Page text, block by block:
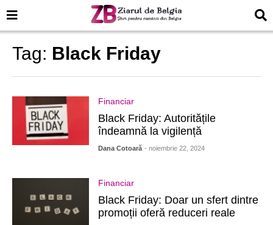
Tag: Black Friday
Financiar
Black Friday: Autoritățile
îndeamnă la vigilență
Dana Cotoară - noiembrie 22, 2024
Financiar
Black Friday: Doar un sfert dintre
promoții oferă reduceri reale